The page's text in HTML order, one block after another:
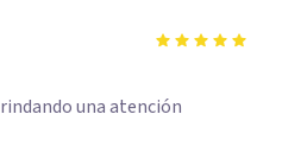
una atención